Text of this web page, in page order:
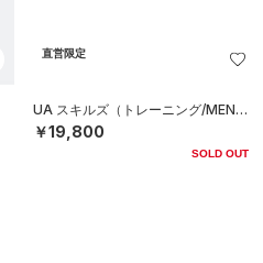
直営限定
UA スキルズ（トレーニング/MEN）
￥19,800
SOLD OUT